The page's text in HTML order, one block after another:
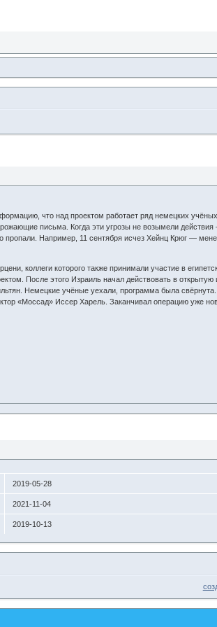
что над проектом работает ряд немецких
письма. Когда эти угрозы не возымели действия
пропали. Например, 11 сентября исчез Хейнц Крюг —
коллеги которого также принимали участие в
После этого Израиль начал действовать в открытую
Немецкие учёные уехали, программа была
«Моссад» Иссер Харель. Заканчивал операцию уже
2019-05-28
2021-11-04
2019-10-13